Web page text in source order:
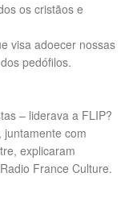
os cristãos e
visa adoecer nossas
pedófilos.
– liderava a FLIP?
juntamente com
explicaram
France Culture.